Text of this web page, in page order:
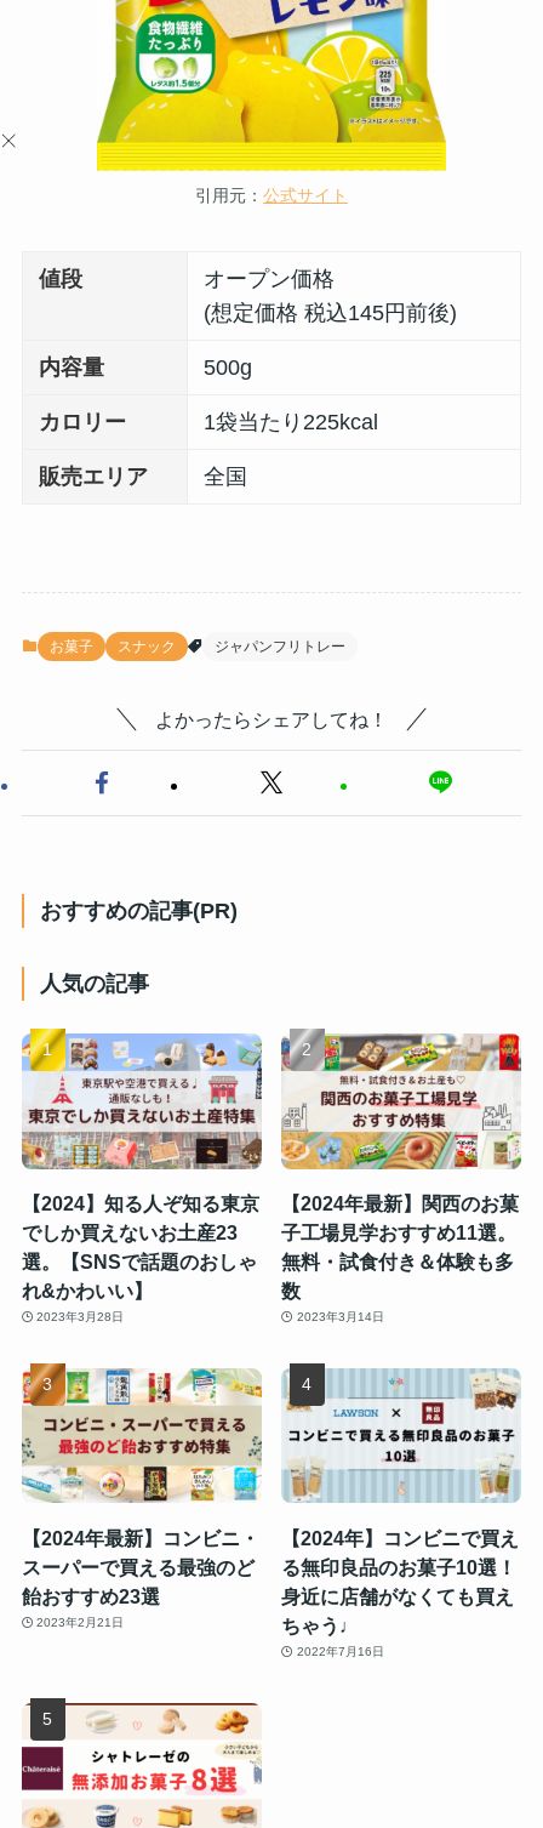
引用元： 公式サイト
値段
オープン価格
(想定価格 税込145円前後)
内容量 500g
カロリー 1袋当たり225kcal
販売エリア 全国
お菓子 スナック ジャパンフリトレー
よかったらシェアしてね！
おすすめの記事(PR)
人気の記事
【2024】知る人ぞ知る東京
でしか買えないお土産23
選。【SNSで話題のおしゃ
れ&かわいい】
2023年3月28日
【2024年最新】関西のお菓
子工場見学おすすめ11選。
無料・試食付き＆体験も多
数
2023年3月14日
【2024年最新】コンビニ・
スーパーで買える最強のど
飴おすすめ23選
2023年2月21日
【2024年】コンビニで買え
る無印良品のお菓子10選！
身近に店舗がなくても買え
ちゃう♩
2022年7月16日